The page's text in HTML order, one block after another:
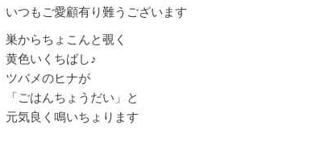
いつもご愛顧有り難うございます
巣からちょこんと覗く
黄色いくちばし♪
ツバメのヒナが
「ごはんちょうだい」と
元気良く鳴いちょります